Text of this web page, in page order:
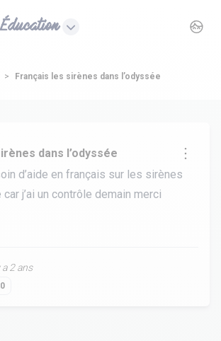
Éducation
Français les sirènes dans l’odyssée
dans l’odyssée
d’aide en français sur les sirènes
car j’ai un contrôle demain merci
a 2 ans